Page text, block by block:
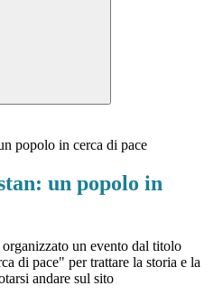
popolo in cerca di pace
un popolo in
un evento dal titolo
di pace" per trattare la storia e la
andare sul sito